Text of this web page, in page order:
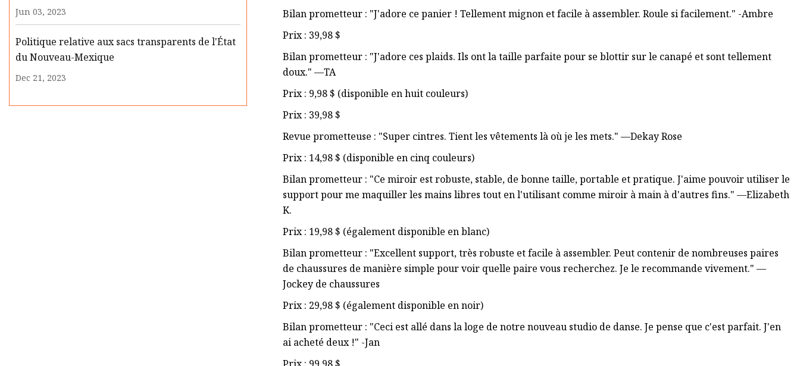
Jun 03, 2023
Politique relative aux sacs transparents de l'État
du Nouveau-Mexique
Dec 21, 2023
Bilan prometteur : "J'adore ce panier ! Tellement mignon et facile à assembler. Roule si facilement." -Ambre
Prix ​​: 39,98 $
Bilan prometteur : "J'adore ces plaids. Ils ont la taille parfaite pour se blottir sur le canapé et sont tellement
doux." —TA
Prix ​​: 9,98 $ (disponible en huit couleurs)
Prix ​​: 39,98 $
Revue prometteuse : "Super cintres. Tient les vêtements là où je les mets." —Dekay Rose
Prix ​​: 14,98 $ (disponible en cinq couleurs)
Bilan prometteur : "Ce miroir est robuste, stable, de bonne taille, portable et pratique. J'aime pouvoir utiliser le
support pour me maquiller les mains libres tout en l'utilisant comme miroir à main à d'autres fins." —Elizabeth
K.
Prix ​​: 19,98 $ (également disponible en blanc)
Bilan prometteur : "Excellent support, très robuste et facile à assembler. Peut contenir de nombreuses paires
de chaussures de manière simple pour voir quelle paire vous recherchez. Je le recommande vivement." —
Jockey de chaussures
Prix ​​: 29,98 $ (également disponible en noir)
Bilan prometteur : "Ceci est allé dans la loge de notre nouveau studio de danse. Je pense que c'est parfait. J'en
ai acheté deux !" -Jan